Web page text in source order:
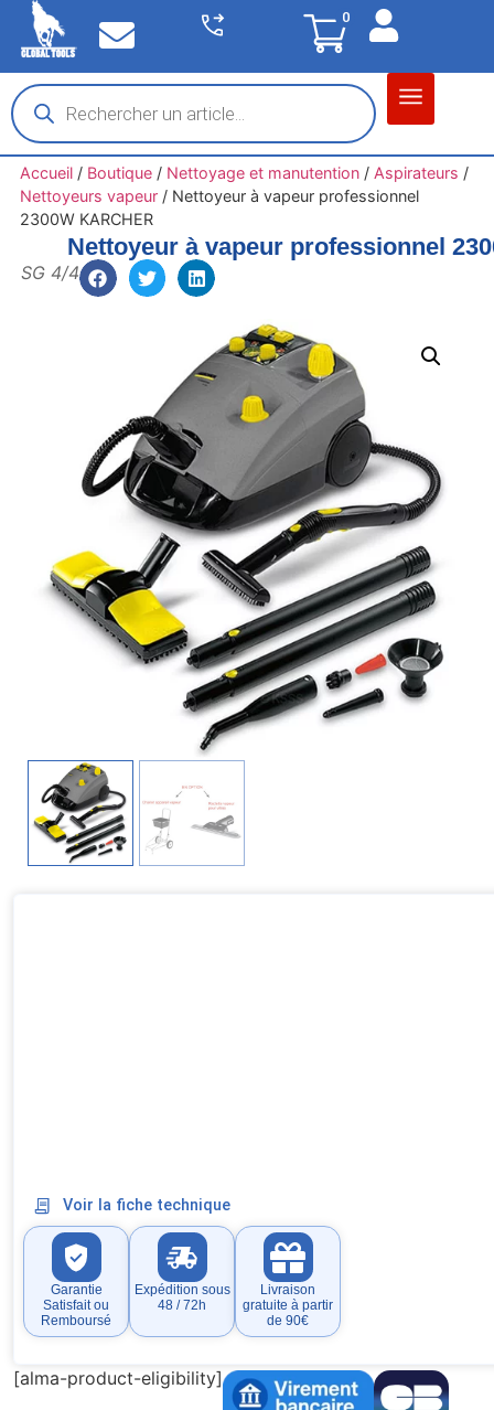
0
Accueil/ Boutique/ Nettoyage et manutention/ Aspirateurs /
Nettoyeurs vapeur/ Nettoyeur à vapeur professionnel
2300W KARCHER
Nettoyeur à vapeur professionnel
SG 4/4
Voir la fiche technique
Garantie
Satisfait ou
Remboursé
Expédition sous
48 / 72h
Livraison
gratuite à partir
de 90€
[alma-product-eligibility]